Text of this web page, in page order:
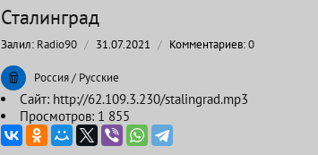
Сталинград
Залил: Radio90 31.07.2021 Комментариев:0
Россия/ Русские
Сайт: http://62.109.3.230/stalingrad.mp3
Просмотров: 1 855